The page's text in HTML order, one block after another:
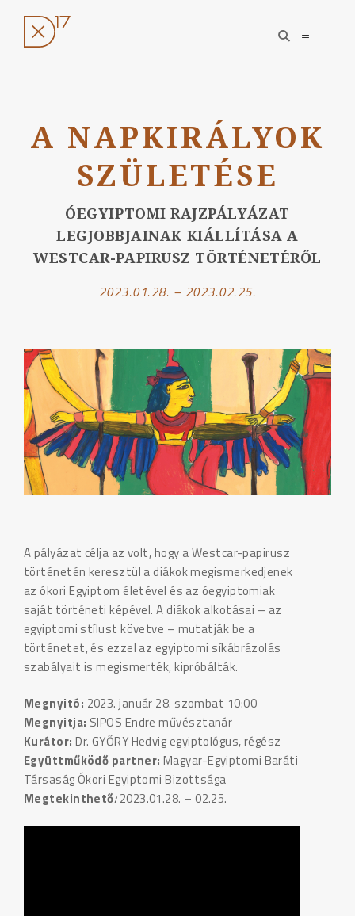
tartalomhoz
open
search
open
A NAPKIRÁLYOK
SZÜLETÉSE
ÓEGYIPTOMI RAJZPÁLYÁZAT
LEGJOBBJAINAK KIÁLLÍTÁSA A
WESTCAR-PAPIRUSZ TÖRTÉNETÉRŐL
2023.01.28. – 2023.02.25.
A pályázat célja az volt, hogy a Westcar-papirusz
történetén keresztül a diákok megismerkedjenek
az ókori Egyiptom életével és az óegyiptomiak
saját történeti képével. A diákok alkotásai – az
egyiptomi stílust követve – mutatják be a
történetet, és ezzel az egyiptomi síkábrázolás
szabályait is megismerték, kipróbálták.
Megnyitó: 2023. január 28. szombat 10:00
Megnyitja: SIPOS Endre művésztanár
Kurátor:Dr. GYŐRY Hedvig egyiptológus, régész
Együttműködő partner: Magyar-Egyiptomi Baráti
Társaság Ókori Egyiptomi Bizottsága
Megtekinthető:2023.01.28. – 02.25.